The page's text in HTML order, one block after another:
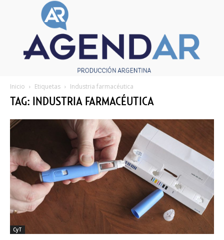
Inicio Etiquetas Industria farmacéutica
TAG: INDUSTRIA FARMACÉUTICA
CyT